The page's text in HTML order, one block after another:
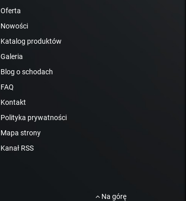
Oferta
Nowości
Katalog produktów
Galeria
Blog o schodach
FAQ
Kontakt
Polityka prywatności
Mapa strony
Kanał RSS
Na górę